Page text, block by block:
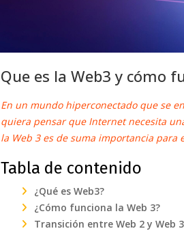
Que es la Web3 y cómo
En un mundo hiperconectado que se
quiera pensar que Internet necesita
la Web 3 es de suma importancia para
Tabla de contenido
¿Qué es Web3?
¿Cómo funciona la Web 3?
Transición entre Web 2 y Web 3